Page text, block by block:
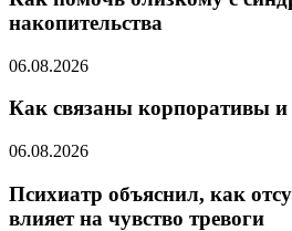
накопительства
06.08.2026
Как связаны корпоративы и
06.08.2026
Психиатр объяснил, как
влияет на чувство тревоги